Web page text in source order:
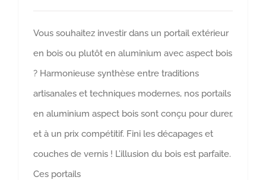
Vous souhaitez investir dans un portail extérieur
en bois ou plutôt en aluminium avec aspect bois
? Harmonieuse synthèse entre traditions
artisanales et techniques modernes, nos portails
en aluminium aspect bois sont conçu pour durer,
et à un prix compétitif. Fini les décapages et
couches de vernis ! L’illusion du bois est parfaite.
Ces portails